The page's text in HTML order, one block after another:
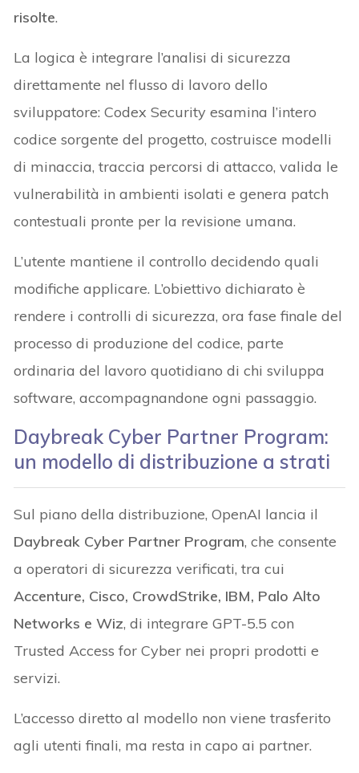
risolte.
La logica è integrare l’analisi di sicurezza
direttamente nel flusso di lavoro dello
sviluppatore: Codex Security esamina l’intero
codice sorgente del progetto, costruisce modelli
di minaccia, traccia percorsi di attacco, valida le
vulnerabilità in ambienti isolati e genera patch
contestuali pronte per la revisione umana.
L’utente mantiene il controllo decidendo quali
modifiche applicare. L’obiettivo dichiarato è
rendere i controlli di sicurezza, ora fase finale del
processo di produzione del codice, parte
ordinaria del lavoro quotidiano di chi sviluppa
software, accompagnandone ogni passaggio.
Daybreak Cyber Partner Program:
un modello di distribuzione a strati
Sul piano della distribuzione, OpenAI lancia il
Daybreak Cyber Partner Program, che consente
a operatori di sicurezza verificati, tra cui
Accenture, Cisco, CrowdStrike, IBM, Palo Alto
Networks e Wiz, di integrare GPT-5.5 con
Trusted Access for Cyber nei propri prodotti e
servizi.
L’accesso diretto al modello non viene trasferito
agli utenti finali, ma resta in capo ai partner.